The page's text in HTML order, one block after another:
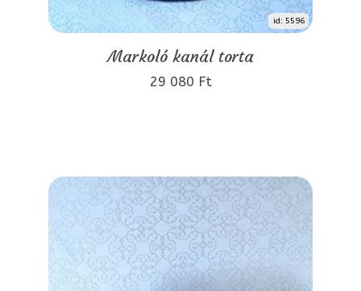
id: 5596
Markoló kanál torta
29 080 Ft